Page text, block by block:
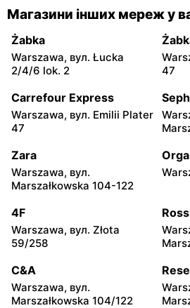
H&M H&M
H&M
вул. Warszawska 36
H&M
H&M
Warszawska 119
H&M
H&M
Piłsudskiego 74
H&M
127
H&M
Chrobrego 1
H&M
H&M H&M
Магазини інших мереж у
Żabka
Warszawa, вул. Łucka
2/4/6 lok. 2
47
Carrefour Express
Warszawa, вул. Emilii Plater
47
Zara
Warszawa, вул.
Marszałkowska 104-122
4F
Warszawa, вул. Złota
59/258
C&A
Warszawa, вул.
Marszałkowska 104/122